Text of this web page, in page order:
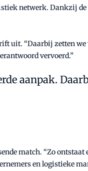
netwerk. Dankzij
uit. “Daarbij zetten
vervoerd.”
aanpak.
match. “Zo
en logistieke